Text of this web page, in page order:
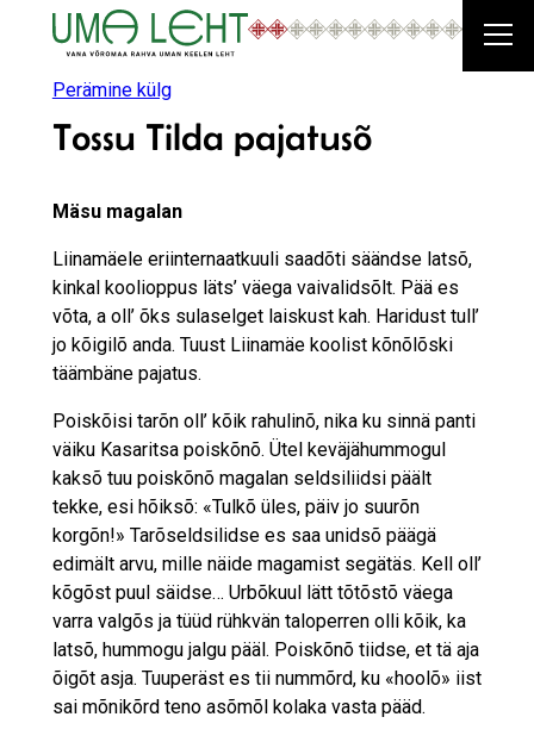
juurdePerämine külg
Tossu Tilda pajatusõ
Mäsu magalan
Liinamäele eriinternaatkuuli saadõti säändse latsõ,
kinkal koolioppus läts’ väega vaivalidsõlt. Pää es
võta, a oll’ õks sulaselget laiskust kah. Haridust tull’
jo kõigilõ anda. Tuust Liinamäe koolist kõnõlõski
täämbäne pajatus.
Poiskõisi tarõn oll’ kõik rahulinõ, nika ku sinnä panti
väiku Kasaritsa poiskõnõ. Ütel keväjähummogul
kaksõ tuu poiskõnõ magalan seldsiliidsi päält
tekke, esi hõiksõ: «Tulkõ üles, päiv jo suurõn
korgõn!» Tarõseldsilidse es saa unidsõ päägä
edimält arvu, mille näide magamist segätäs. Kell oll’
kõgõst puul säidse… Urbõkuul lätt tõtõstõ väega
varra valgõs ja tüüd rühkvän taloperren olli kõik, ka
latsõ, hummogu jalgu pääl. Poiskõnõ tiidse, et tä aja
õigõt asja. Tuuperäst es tii nummõrd, ku «hoolõ» iist
sai mõnikõrd teno asõmõl kolaka vasta pääd.